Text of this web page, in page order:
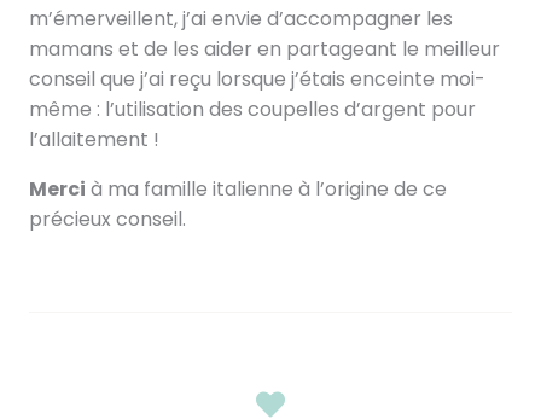
m’émerveillent, j’ai envie d’accompagner les
mamans et de les aider en partageant le meilleur
conseil que j’ai reçu lorsque j’étais enceinte moi-
même : l’utilisation des coupelles d’argent pour
l’allaitement !
Merci à ma famille italienne à l’origine de ce
précieux conseil.